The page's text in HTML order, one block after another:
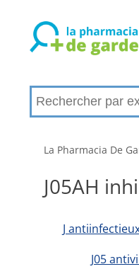
La Pharmacia De
J05AH
J
J05